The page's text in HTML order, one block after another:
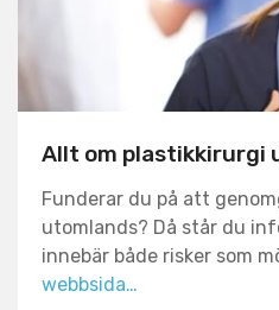
Allt om plastikkirurgi
Funderar du på att
utomlands? Då står du
innebär både risker som
webbsida…